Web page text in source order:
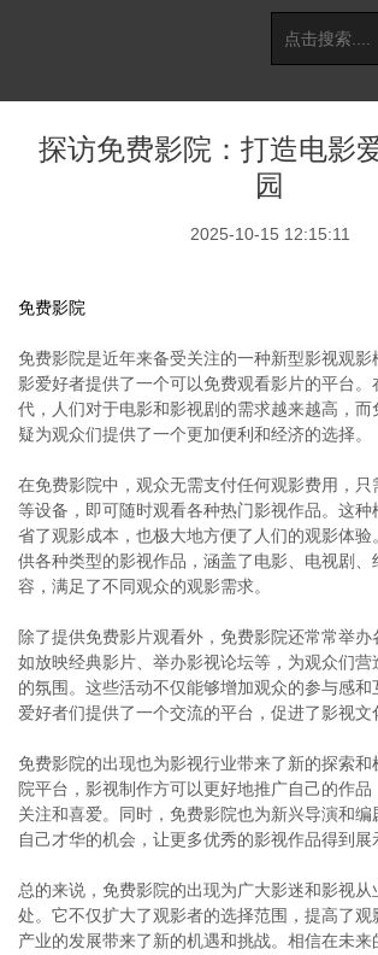
探访免费影院：打造电影
园
2025-10-15 12:15:11
免费影院
免费影院是近年来备受关注的一种新型影视观影
影爱好者提供了一个可以免费观看影片的平台。
代，人们对于电影和影视剧的需求越来越高，而
疑为观众们提供了一个更加便利和经济的选择。
在免费影院中，观众无需支付任何观影费用，只
等设备，即可随时观看各种热门影视作品。这种
省了观影成本，也极大地方便了人们的观影体验
供各种类型的影视作品，涵盖了电影、电视剧、
容，满足了不同观众的观影需求。
除了提供免费影片观看外，免费影院还常常举办
如放映经典影片、举办影视论坛等，为观众们营
的氛围。这些活动不仅能够增加观众的参与感
爱好者们提供了一个交流的平台，促进了影视文
免费影院的出现也为影视行业带来了新的探索和
院平台，影视制作方可以更好地推广自己的作品
关注和喜爱。同时，免费影院也为新兴导演和
自己才华的机会，让更多优秀的影视作品得到展
总的来说，免费影院的出现为广大影迷和影视
处。它不仅扩大了观影者的选择范围，提高了观
产业的发展带来了新的机遇和挑战。相信在未